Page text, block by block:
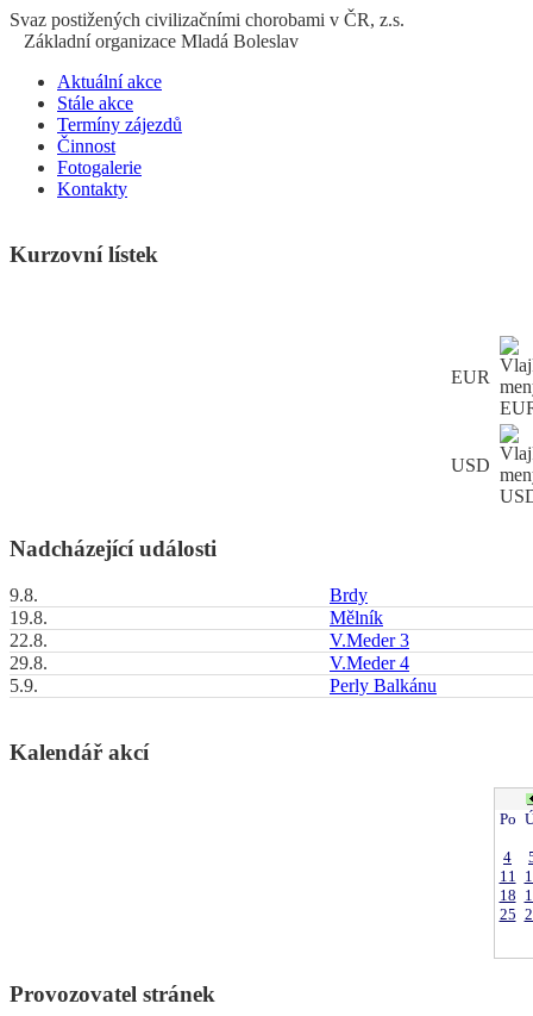
Svaz postižených civilizačními chorobami v ČR, z.s.
Základní organizace Mladá Boleslav
Aktuální akce
Stále akce
Termíny zájezdů
Činnost
Fotogalerie
Kontakty
Kurzovní lístek
EUR
USD
Nadcházející události
9.8.
Brdy
19.8.
Mělník
22.8.
V.Meder 3
29.8.
V.Meder 4
5.9.
Perly Balkánu
Kalendář akcí
Po
4
11
18
25
Provozovatel stránek